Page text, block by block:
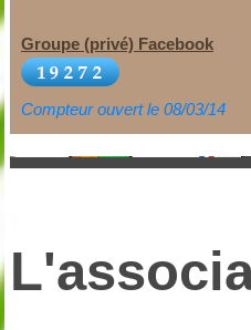
Groupe (privé) Facebook
Compteur ouvert le 08/03/14